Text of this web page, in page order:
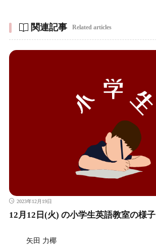
関連記事 Related articles
2023年12月19日
12月12日(火) の小学生英語教室の様子
矢田 力椰